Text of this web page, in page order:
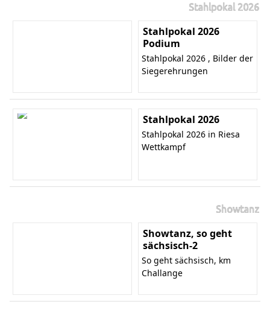
Stahlpokal 2026
Stahlpokal 2026
Podium
Stahlpokal 2026 , Bilder der
Siegerehrungen
Stahlpokal 2026
Stahlpokal 2026 in Riesa
Wettkampf
Showtanz
Showtanz, so geht
sächsisch-2
So geht sächsisch, km
Challange